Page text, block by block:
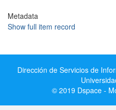
Metadata
Show full item record
Dirección de Servicios de
© 2019 Dspace -